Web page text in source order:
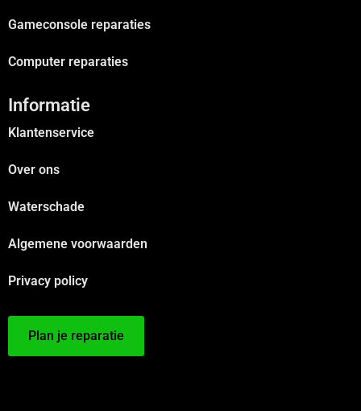
Gameconsole reparaties
Computer reparaties
Informatie
Klantenservice
Over ons
Waterschade
Algemene voorwaarden
Privacy policy
Plan je reparatie